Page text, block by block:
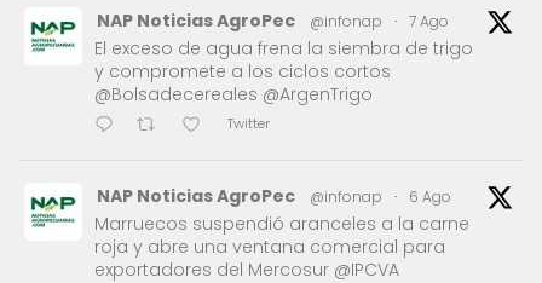
NAP Noticias AgroPec @infonap · 7 Ago
El exceso de agua frena la siembra de trigo
y compromete a los ciclos cortos
@Bolsadecereales @ArgenTrigo
Twitter
NAP Noticias AgroPec @infonap · 6 Ago
Marruecos suspendió aranceles a la carne
roja y abre una ventana comercial para
exportadores del Mercosur @IPCVA